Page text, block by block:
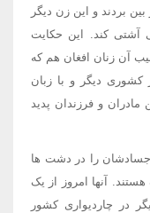
بردند و این زن دیگر
آشتی کند. این حکایت
آن زنان افغان هم که
کشوری دیگر و با زبان
مادران و فرزندان پدید
اجسادشان را در دشت ها
آنها امروز از یک
در چاردیواری کشور